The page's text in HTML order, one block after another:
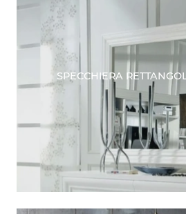
SPECCHIERA